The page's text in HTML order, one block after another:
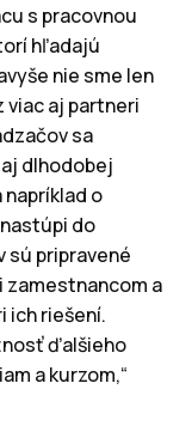
s pracovnou
hľadajú
nie sme len
aj partneri
sa
dlhodobej
o
do
sú pripravené
a
ich riešení.
ďalšieho
a kurzom,“